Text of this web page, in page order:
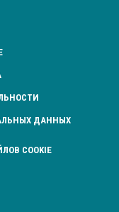
ДАННЫХ
COOKIE